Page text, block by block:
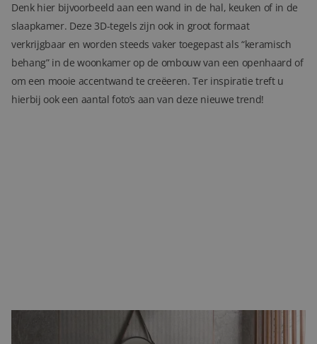
Over ons
Locaties
Tegelviewer
Denk hier bijvoorbeeld aan een wand in de hal, keuken of in de
slaapkamer. Deze 3D-tegels zijn ook in groot formaat
verkrijgbaar en worden steeds vaker toegepast als “keramisch
behang” in de woonkamer op de ombouw van een openhaard of
om een mooie accentwand te creëeren. Ter inspiratie treft u
hierbij ook een aantal foto’s aan van deze nieuwe trend!
De uitstraling van natuursteen met 3D tegels